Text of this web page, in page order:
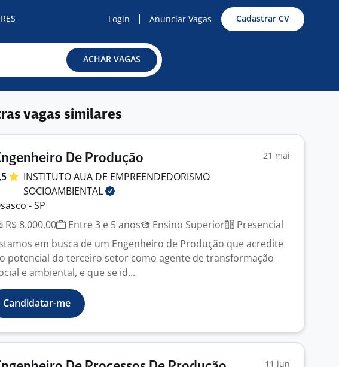
Login Anunciar Vagas Cadastrar CV
ACHAR VAGAS
vagas similares
De Produção 21 mai
INSTITUTO AUA DE EMPREENDEDORISMO
SOCIOAMBIENTAL
- SP
R$ 8.000,00
Entre 3 e 5 anos Ensino Superior
Presencial
em busca de um Engenheiro de Produção que acredite
potencial do terceiro setor como agente de transformação
e ambiental, e que se id...
Candidatar-me
11 jun